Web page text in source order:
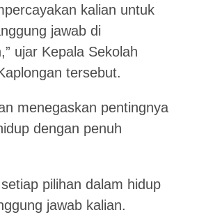
kalian untuk
jawab di
ujar Kepala Sekolah
tersebut.
menegaskan pentingnya
dengan penuh
pilihan dalam hidup
jawab kalian.